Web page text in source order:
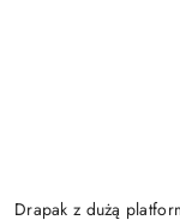
Drapak z dużą